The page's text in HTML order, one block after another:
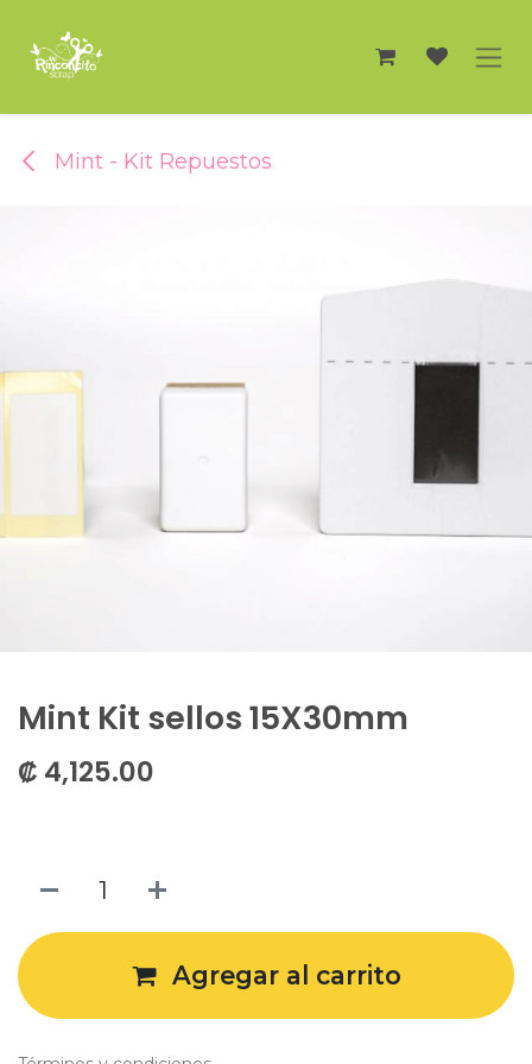
Mint - Kit Repuestos
Mint Kit sellos 15X30mm
₡ 4,125.00
Agregar al carrito